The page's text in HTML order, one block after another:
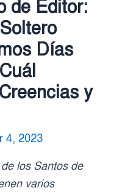
de Editor:
Días
y
4, 2023
los Santos de
varios